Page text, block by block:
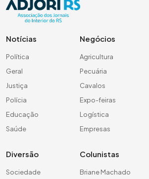
Notícias
Política
Geral
Justiça
Polícia
Educação
Saúde
Negócios
Agricultura
Pecuária
Cavalos
Expo-feiras
Logística
Empresas
Diversão
Sociedade
Colunistas
Briane Machado